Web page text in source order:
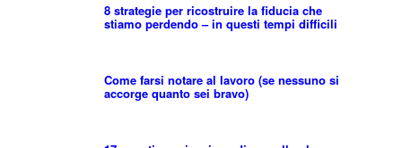
8 strategie per ricostruire la fiducia che
stiamo perdendo – in questi tempi difficili
Come farsi notare al lavoro (se nessuno si
accorge quanto sei bravo)